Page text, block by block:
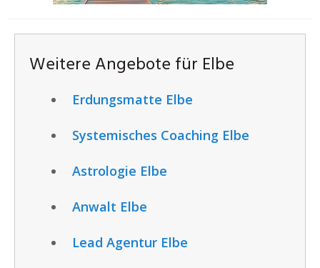
Weitere Angebote für Elbe
Erdungsmatte Elbe
Systemisches Coaching Elbe
Astrologie Elbe
Anwalt Elbe
Lead Agentur Elbe